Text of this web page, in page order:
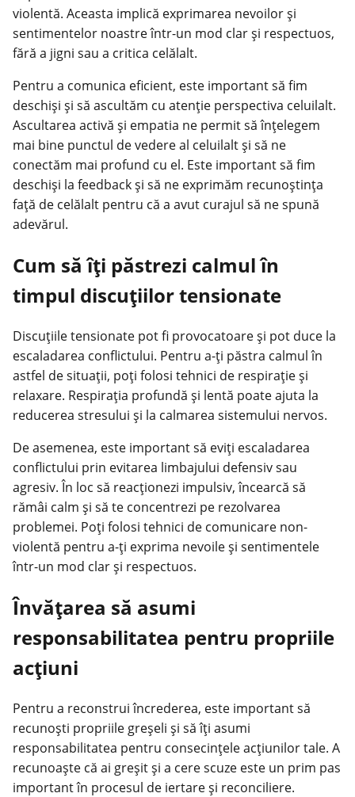
violentă. Aceasta implică exprimarea nevoilor și
sentimentelor noastre într-un mod clar și respectuos,
fără a jigni sau a critica celălalt.
Pentru a comunica eficient, este important să fim
deschiși și să ascultăm cu atenție perspectiva celuilalt.
Ascultarea activă și empatia ne permit să înțelegem
mai bine punctul de vedere al celuilalt și să ne
conectăm mai profund cu el. Este important să fim
deschiși la feedback și să ne exprimăm recunoștința
față de celălalt pentru că a avut curajul să ne spună
adevărul.
Cum să îți păstrezi calmul în
timpul discuțiilor tensionate
Discuțiile tensionate pot fi provocatoare și pot duce la
escaladarea conflictului. Pentru a-ți păstra calmul în
astfel de situații, poți folosi tehnici de respirație și
relaxare. Respirația profundă și lentă poate ajuta la
reducerea stresului și la calmarea sistemului nervos.
De asemenea, este important să eviți escaladarea
conflictului prin evitarea limbajului defensiv sau
agresiv. În loc să reacționezi impulsiv, încearcă să
rămâi calm și să te concentrezi pe rezolvarea
problemei. Poți folosi tehnici de comunicare non-
violentă pentru a-ți exprima nevoile și sentimentele
într-un mod clar și respectuos.
Învățarea să asumi
responsabilitatea pentru propriile
acțiuni
Pentru a reconstrui încrederea, este important să
recunoști propriile greșeli și să îți asumi
responsabilitatea pentru consecințele acțiunilor tale. A
recunoaște că ai greșit și a cere scuze este un prim pas
important în procesul de iertare și reconciliere.